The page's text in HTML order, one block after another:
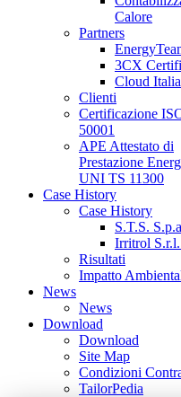
Calore
Partners
3CX
Cloud
Clienti
Certificazione
50001
APE Attestato di
Prestazione
UNI TS 11300
Case History
Case History
S.T.S.
Irritrol
Risultati
Impatto
News
News
Download
Download
Site Map
Condizioni
TailorPedia